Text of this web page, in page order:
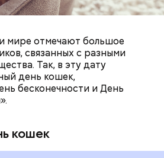
мире отмечают большое
связанных с разными
Так, в эту дату
день кошек,
бесконечности и День
кошек